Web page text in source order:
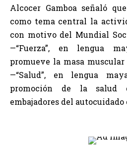
Alcocer Gamboa señaló
como tema central la
con motivo del Mundial
—“Fuerza”, en lengua
promueve la masa muscular
—“Salud”, en lengua
promoción de la salud
embajadores del autocuidado